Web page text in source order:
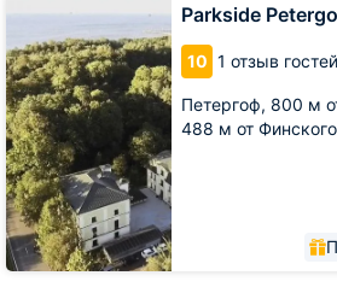
Parkside
10 1 отзыв гостей
Петергоф, 800 м
488 м от